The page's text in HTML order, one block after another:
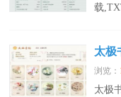
载
太极
浏览：
太极